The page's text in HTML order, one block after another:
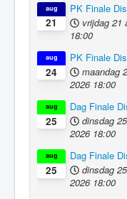
21
aug
PK Finale
vrijdag 21
18:00
24
aug
PK Finale
maandag
2026 18:00
25
aug
Dag Finale
dinsdag
2026 18:00
25
aug
Dag Finale
dinsdag
2026 18:00